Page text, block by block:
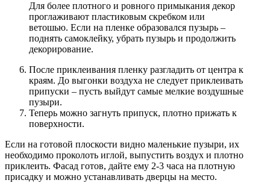
Для более плотного и ровного примыкания декор
проглаживают пластиковым скребком или
ветошью. Если на пленке образовался пузырь –
поднять самоклейку, убрать пузырь и продолжить
декорирование.
После приклеивания пленку разгладить от центра к
краям. До выгонки воздуха не следует приклеивать
припуски – пусть выйдут самые мелкие воздушные
пузыри.
Теперь можно загнуть припуск, плотно прижать к
поверхности.
Если на готовой плоскости видно маленькие пузыри, их
необходимо проколоть иглой, выпустить воздух и плотно
приклеить. Фасад готов, дайте ему 2-3 часа на плотную
присадку и можно устанавливать дверцы на место.